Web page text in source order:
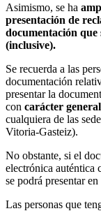
Asimismo, se ha
presentación de
documentación que
(inclusive).
Se recuerda a las
documentación
presentar la
con carácter
cualquiera de las
Vitoria-Gasteiz).
No obstante, si el
electrónica auténtica
se podrá presentar
Las personas que